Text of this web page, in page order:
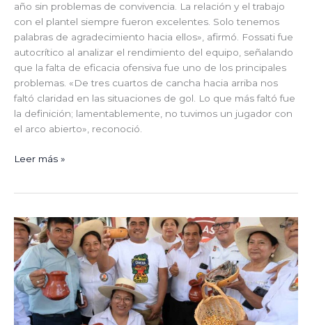
año sin problemas de convivencia. La relación y el trabajo
con el plantel siempre fueron excelentes. Solo tenemos
palabras de agradecimiento hacia ellos», afirmó. Fossati fue
autocrítico al analizar el rendimiento del equipo, señalando
que la falta de eficacia ofensiva fue uno de los principales
problemas. «De tres cuartos de cancha hacia arriba nos
faltó claridad en las situaciones de gol. Lo que más faltó fue
la definición; lamentablemente, no tuvimos un jugador con
el arco abierto», reconoció.
Leer más »
Piura
se
alista
para
celebrar
la
III